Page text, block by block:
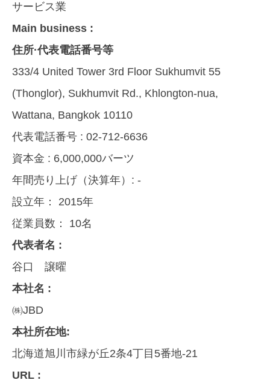
サービス業
Main business :
住所·代表電話番号等
333/4 United Tower 3rd Floor Sukhumvit 55
(Thonglor), Sukhumvit Rd., Khlongton-nua,
Wattana, Bangkok 10110
代表電話番号 : 02-712-6636
資本金 : 6,000,000バーツ
年間売り上げ（決算年）: -
設立年： 2015年
従業員数： 10名
代表者名 :
谷口 譲曜
本社名 :
㈱JBD
本社所在地:
北海道旭川市緑が丘2条4丁目5番地-21
URL :